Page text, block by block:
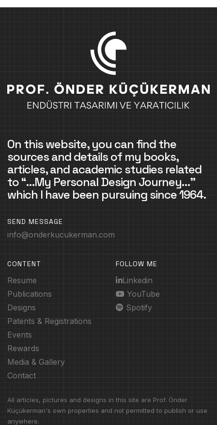
On this website, you can find the
sources and details of my books,
articles, and academic studies related
to “…My Personal Design Journey…”
which I have been pursuing since 1964.
SEND MESSAGE
info@onderkucukerman.com
CONTENT
Resume
Publications
Designs
Patents & Registrations
Events
Rewards
Media & Gallery
Contact
FOLLOW ME
Linkedin
YouTube
Spotify
All articles, pictures and designs in this site are Prof. Önder
Küçükerman's own properties and not permitted to publish or use
anywhere.